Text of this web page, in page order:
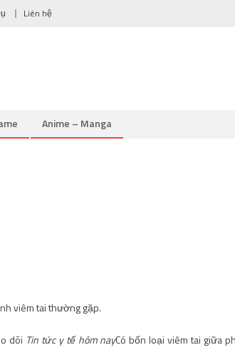
Liên hệ
Anime – Manga
viêm tai thường gặp.
dõi Tin tức y tế hôm nayCó bốn loại viêm tai giữa